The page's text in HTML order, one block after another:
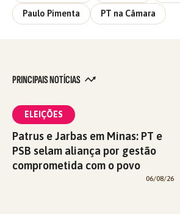
Paulo Pimenta PT na Câmara
PRINCIPAIS NOTÍCIAS
ELEIÇÕES
Patrus e Jarbas em Minas: PT e
PSB selam aliança por gestão
comprometida com o povo
06/08/26